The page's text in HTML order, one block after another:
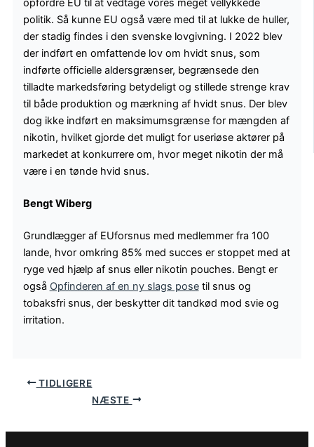
opfordre EU til at vedtage vores meget vellykkede
politik. Så kunne EU også være med til at lukke de huller,
der stadig findes i den svenske lovgivning. I 2022 blev
der indført en omfattende lov om hvidt snus, som
indførte officielle aldersgrænser, begrænsede den
tilladte markedsføring betydeligt og stillede strenge krav
til både produktion og mærkning af hvidt snus. Der blev
dog ikke indført en maksimumsgrænse for mængden af
nikotin, hvilket gjorde det muligt for useriøse aktører på
markedet at konkurrere om, hvor meget nikotin der må
være i en tønde hvid snus.
Bengt Wiberg
Grundlægger af EUforsnus med medlemmer fra 100
lande, hvor omkring 85% med succes er stoppet med at
ryge ved hjælp af snus eller nikotin pouches. Bengt er
også Opfinderen af en ny slags posetil snus og
tobaksfri snus, der beskytter dit tandkød mod svie og
irritation.
TIDLIGERE
NÆSTE